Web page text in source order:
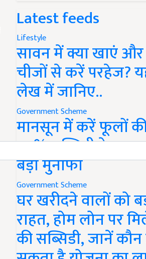
Latest feeds
Lifestyle
सावन में क्या खाएं
चीजों से करें परहेज?
लेख में जानिए..
Government Scheme
मानसून में करें फूलों
50% सब्सिडी के
बड़ा मुनाफा
Government Scheme
घर खरीदने वालों को
राहत, होम लोन पर
की सब्सिडी, जानें